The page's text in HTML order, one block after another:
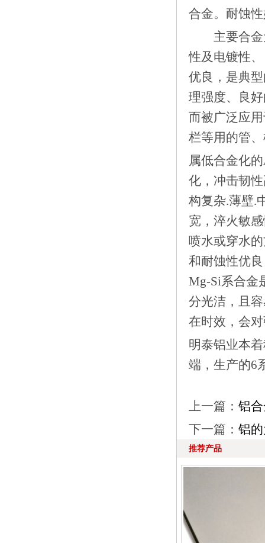
合金。耐蚀
主要合金元
性及电镀性
优良，是典
理强度、良
而被广泛应
栏等用的管
属低合金化
化，冲击韧
构复杂.薄壁.
宽，淬火敏
喷水或穿水
和耐蚀性优
Mg-Si系合金
分光洁，且
在时效，会
明泰铝业本
端，生产的6
上一篇： 铝
下一篇： 铝
推荐产品